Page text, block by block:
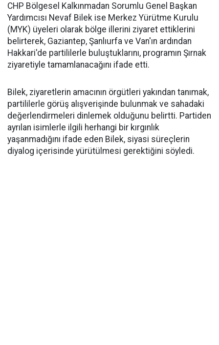
CHP Bölgesel Kalkınmadan Sorumlu Genel Başkan
Yardımcısı Nevaf Bilek ise Merkez Yürütme Kurulu
(MYK) üyeleri olarak bölge illerini ziyaret ettiklerini
belirterek, Gaziantep, Şanlıurfa ve Van'ın ardından
Hakkari'de partililerle buluştuklarını, programın Şırnak
ziyaretiyle tamamlanacağını ifade etti.
Bilek, ziyaretlerin amacının örgütleri yakından tanımak,
partililerle görüş alışverişinde bulunmak ve sahadaki
değerlendirmeleri dinlemek olduğunu belirtti. Partiden
ayrılan isimlerle ilgili herhangi bir kırgınlık
yaşanmadığını ifade eden Bilek, siyasi süreçlerin
diyalog içerisinde yürütülmesi gerektiğini söyledi.